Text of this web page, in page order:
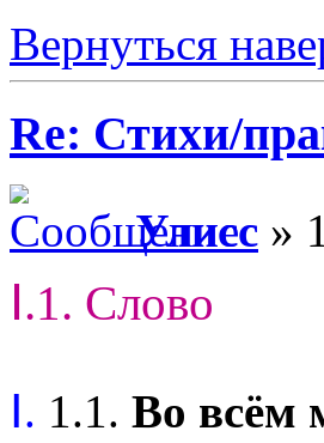
Вернуться
Re: Стихи/
Улисс »
Ⅰ.1. Слово
Ⅰ. 1.1. Во всём